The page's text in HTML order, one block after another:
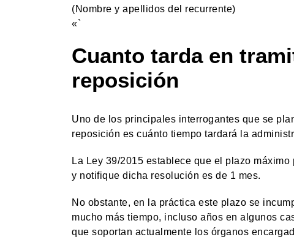
(Nombre y apellidos del recurrente)
«`
Cuanto tarda en
reposición
Uno de los principales interrogantes que se
reposición es cuánto tiempo tardará la
La Ley 39/2015 establece que el plazo
y notifique dicha resolución es de 1 mes.
No obstante, en la práctica este plazo se
mucho más tiempo, incluso años en algunos
que soportan actualmente los órganos